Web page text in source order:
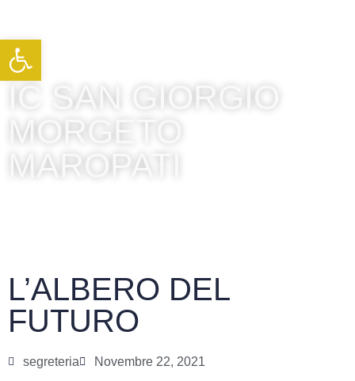
IC SAN GIORGIO
MORGETO
MAROPATI
L’ALBERO DEL
FUTURO
segreteria Novembre 22, 2021
Apri la barra degli strumenti